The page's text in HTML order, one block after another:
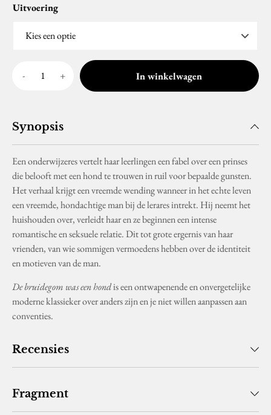
Uitvoering
In winkelwagen
Synopsis
Een onderwijzeres vertelt haar leerlingen een fabel over een prinses
die belooft met een hond te trouwen in ruil voor bepaalde gunsten.
Het verhaal krijgt een vreemde wending wanneer in het echte leven
een vreemde, hondachtige man bij de lerares intrekt. Hij neemt het
huishouden over, verleidt haar en ze beginnen een intense
romantische en seksuele relatie. Dit tot grote ergernis van haar
vrienden, van wie sommigen vermoedens hebben over de identiteit
en motieven van de man.
De bruidegom was een hondis een ontwapenende en onvergetelijke
moderne klassieker over anders zijn en je niet willen aanpassen aan
conventies.
Recensies
Fragment